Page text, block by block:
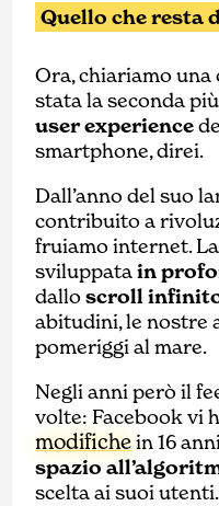
Quello che resta
Ora, chiariamo una
stata la seconda
user experience
smartphone, direi.
Dall’anno del suo
contribuito a
fruiamo internet.
sviluppatain
dalloscroll
abitudini, le nostre
pomeriggi al mare.
Negli anni però il
volte: Facebook vi
modifichein 16
spazio
scelta ai suoi utenti.